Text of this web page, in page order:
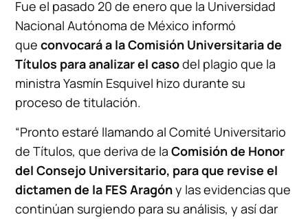
Fue el pasado 20 de enero que la Universidad
Nacional Autónoma de México informó
queconvocará a la Comisión Universitaria de
Títulos para analizar el casodel plagio que la
ministra Yasmín Esquivel hizo durante su
proceso de titulación.
“Pronto estaré llamando al Comité Universitario
de Títulos, que deriva de laComisión de Honor
del Consejo Universitario, para que revise el
dictamen de la FES Aragóny las evidencias que
continúan surgiendo para su análisis, y así dar